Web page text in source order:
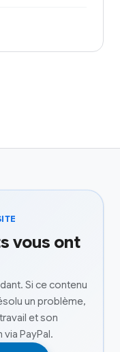
vous ont
Si ce contenu
un problème,
et son
PayPal.